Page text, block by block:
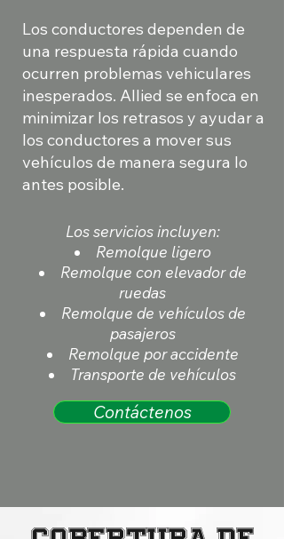
Los conductores dependen de
una respuesta rápida cuando
ocurren problemas vehiculares
inesperados. Allied se enfoca en
minimizar los retrasos y ayudar a
los conductores a mover sus
vehículos de manera segura lo
antes posible.
Los servicios incluyen:
Remolque ligero
Remolque con elevador de
ruedas
Remolque de vehículos de
pasajeros
Remolque por accidente
Transporte de vehículos
Contáctenos